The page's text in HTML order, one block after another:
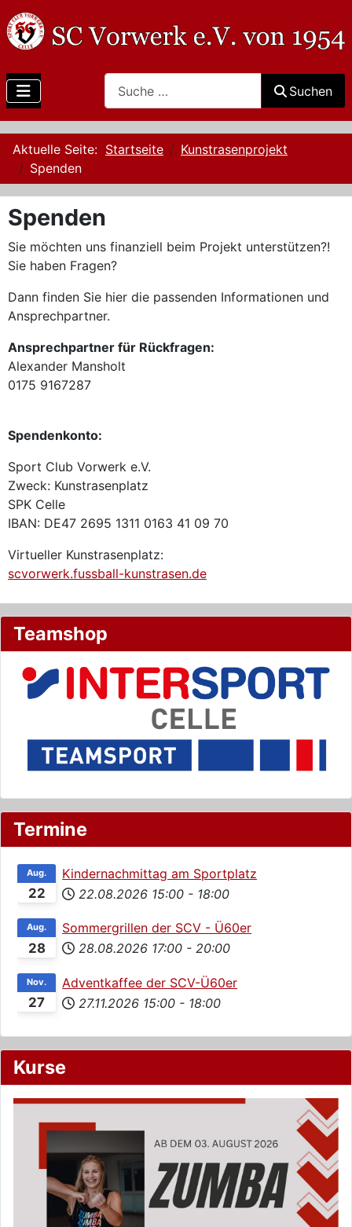
Search
Suchen
Aktuelle Seite: Startseite
Kunstrasenprojekt
Spenden
Spenden
Sie möchten uns finanziell beim Projekt unterstützen?!
Sie haben Fragen?
Dann finden Sie hier die passenden Informationen und
Ansprechpartner.
Ansprechpartner für Rückfragen:
Alexander Mansholt
0175 9167287
Spendenkonto:
Sport Club Vorwerk e.V.
Zweck: Kunstrasenplatz
SPK Celle
IBAN: DE47 2695 1311 0163 41 09 70
Virtueller Kunstrasenplatz:
scvorwerk.fussball-kunstrasen.de
Teamshop
Termine
22
Aug.
Kindernachmittag am Sportplatz
22.08.2026 15:00 - 18:00
28
Aug.
Sommergrillen der SCV - Ü60er
28.08.2026 17:00 - 20:00
27
Nov.
Adventkaffee der SCV-Ü60er
27.11.2026 15:00 - 18:00
Kurse